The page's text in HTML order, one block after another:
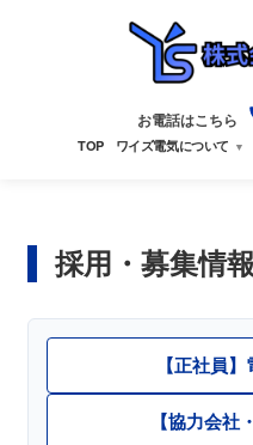
お電話はこちら
TOP ワイズ電気について ▼
採用・募集情報
【正社員
【協力会社